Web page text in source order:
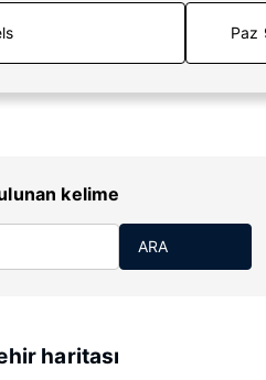
Paz
kelime
ARA
haritası